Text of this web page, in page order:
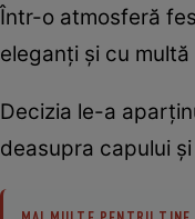
Într-o atmosferă
eleganți și cu
Decizia le-a
deasupra capului